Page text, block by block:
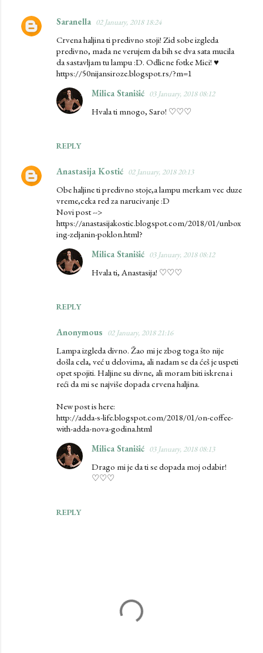
Saranella 02 January, 2018 18:24
Crvena haljina ti predivno stoji! Zid sobe izgleda
predivno, mada ne verujem da bih se dva sata mucila
da sastavljam tu lampu :D. Odlicne fotke Mici! ♥️
https://50nijansiroze.blogspot.rs/?m=1
REPLY
Milica Stanišić 03 January, 2018 08:12
Hvala ti mnogo, Saro! ♡♡♡
Anastasija Kostić 02 January, 2018 20:13
Obe haljine ti predivno stoje,a lampu merkam vec duze
vreme,ceka red za narucivanje :D
Novi post -->
https://anastasijakostic.blogspot.com/2018/01/unbox
ing-zeljanin-poklon.html?
REPLY
Milica Stanišić 03 January, 2018 08:12
Hvala ti, Anastasija! ♡♡♡
Anonymous 02 January, 2018 21:16
Lampa izgleda divno. Žao mi je zbog toga što nije
došla cela, već u delovima, ali nadam se da ćeš je uspeti
opet spojiti. Haljine su divne, ali moram biti iskrena i
reći da mi se najviše dopada crvena haljina.
New post is here:
http://adda-s-life.blogspot.com/2018/01/on-coffee-
with-adda-nova-godina.html
REPLY
Milica Stanišić 03 January, 2018 08:13
Drago mi je da ti se dopada moj odabir!
♡♡♡